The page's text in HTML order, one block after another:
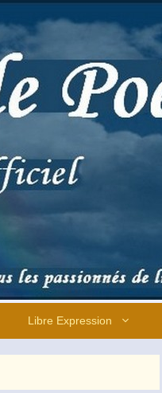
Libre Expression